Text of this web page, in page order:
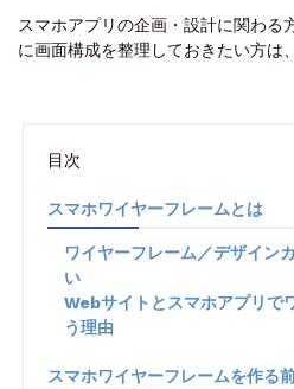
スマホアプリの企画・設計に関わる
に画面構成を整理しておきたい方は
目次
スマホワイヤーフレームとは
ワイヤーフレーム／デザイン
い
Webサイトとスマホアプリで
う理由
スマホワイヤーフレームを作る